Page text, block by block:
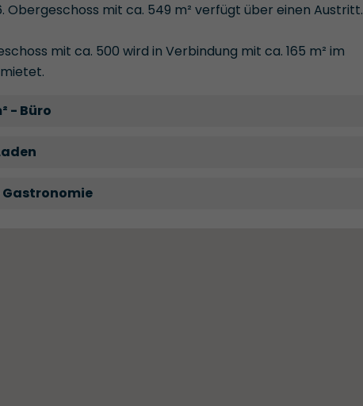
Obergeschoss mit ca. 549 m² verfügt über einen Austritt.
mit ca. 500 wird in Verbindung mit ca. 165 m² im
- Büro
Gastronomie